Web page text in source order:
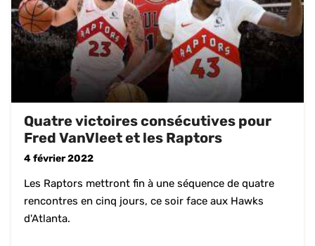
Quatre victoires consécutives pour
Fred VanVleet et les Raptors
4 février 2022
Les Raptors mettront fin à une séquence de quatre
rencontres en cinq jours, ce soir face aux Hawks
d'Atlanta.